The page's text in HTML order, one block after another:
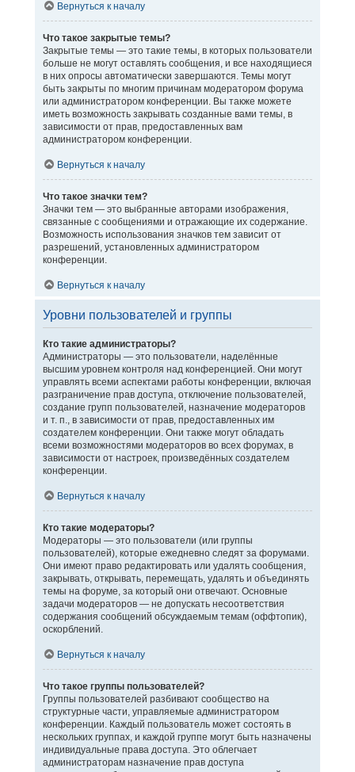
Вернуться к началу
Что такое закрытые темы?
Закрытые темы — это такие темы, в которых пользователи
больше не могут оставлять сообщения, и все находящиеся
в них опросы автоматически завершаются. Темы могут
быть закрыты по многим причинам модератором форума
или администратором конференции. Вы также можете
иметь возможность закрывать созданные вами темы, в
зависимости от прав, предоставленных вам
администратором конференции.
Вернуться к началу
Что такое значки тем?
Значки тем — это выбранные авторами изображения,
связанные с сообщениями и отражающие их содержание.
Возможность использования значков тем зависит от
разрешений, установленных администратором
конференции.
Вернуться к началу
Уровни пользователей и группы
Кто такие администраторы?
Администраторы — это пользователи, наделённые
высшим уровнем контроля над конференцией. Они могут
управлять всеми аспектами работы конференции, включая
разграничение прав доступа, отключение пользователей,
создание групп пользователей, назначение модераторов
и т. п., в зависимости от прав, предоставленных им
создателем конференции. Они также могут обладать
всеми возможностями модераторов во всех форумах, в
зависимости от настроек, произведённых создателем
конференции.
Вернуться к началу
Кто такие модераторы?
Модераторы — это пользователи (или группы
пользователей), которые ежедневно следят за форумами.
Они имеют право редактировать или удалять сообщения,
закрывать, открывать, перемещать, удалять и объединять
темы на форуме, за который они отвечают. Основные
задачи модераторов — не допускать несоответствия
содержания сообщений обсуждаемым темам (оффтопик),
оскорблений.
Вернуться к началу
Что такое группы пользователей?
Группы пользователей разбивают сообщество на
структурные части, управляемые администратором
конференции. Каждый пользователь может состоять в
нескольких группах, и каждой группе могут быть назначены
индивидуальные права доступа. Это облегчает
администраторам назначение прав доступа